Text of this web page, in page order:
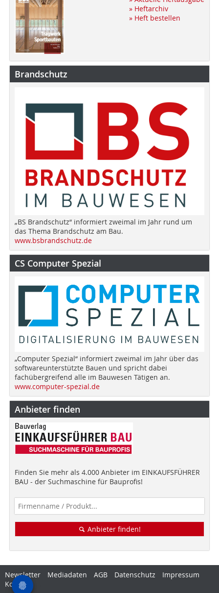
» Heftarchiv
» Heft bestellen
Brandschutz
„BS Brandschutz“ informiert zweimal im Jahr rund um
das Thema Brandschutz am Bau.
www.bsbrandschutz.de
CS Computer Spezial
„Computer Spezial“ informiert zweimal im Jahr über das
softwareunterstützte Bauen und spricht dabei
fachübergreifend alle im Bauwesen Tätigen an.
www.computer-spezial.de
Anbieter finden
Finden Sie mehr als 4.000 Anbieter im EINKAUFSFÜHRER
BAU - der Suchmaschine für Bauprofis!
Anbieter finden!
Newsletter Mediadaten AGB Datenschutz
Impressum
Kontakt